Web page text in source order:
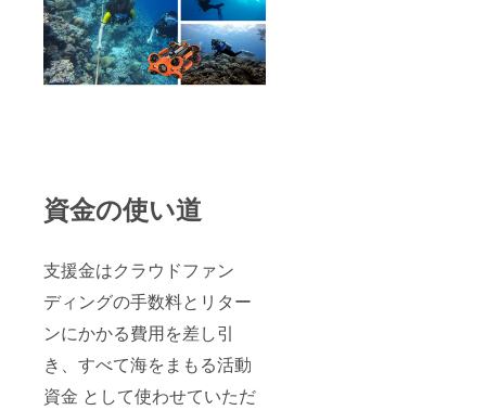
資金の使い道
支援金はクラウドファン
ディングの手数料とリター
ンにかかる費用を差し引
き、すべて海をまもる活動
資金 として使わせていただ